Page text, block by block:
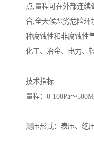
点,量程可在外部连续
合,全天候恶劣危险环
种腐蚀性和非腐蚀性
化工、冶金、电力、
技术指标
量程：0-100Pa～
测压形式：表压、绝